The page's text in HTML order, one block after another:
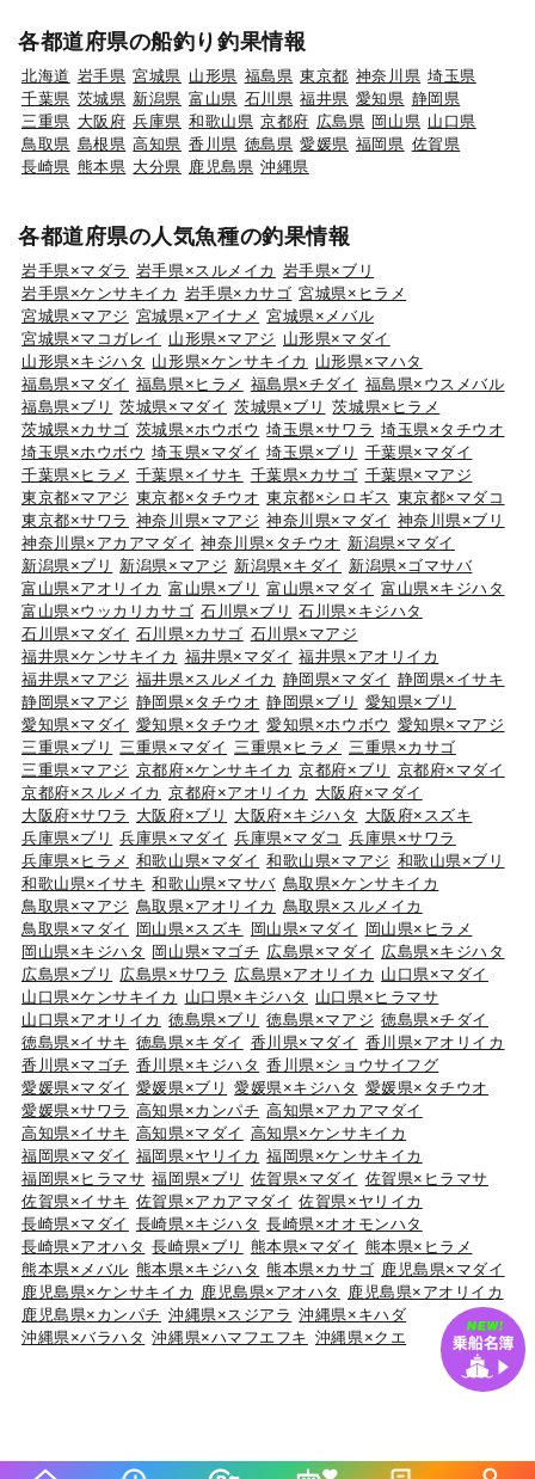
各都道府県の船釣り釣果情報
北海道 岩手県 宮城県 山形県 福島県 東京都 神奈川県 埼玉県
千葉県 茨城県 新潟県 富山県 石川県 福井県 愛知県 静岡県
三重県 大阪府 兵庫県 和歌山県 京都府 広島県 岡山県 山口県
鳥取県 島根県 高知県 香川県 徳島県 愛媛県 福岡県 佐賀県
長崎県 熊本県 大分県 鹿児島県 沖縄県
各都道府県の人気魚種の釣果情報
岩手県×マダラ 岩手県×スルメイカ 岩手県×ブリ
岩手県×ケンサキイカ 岩手県×カサゴ 宮城県×ヒラメ
宮城県×マアジ 宮城県×アイナメ 宮城県×メバル
宮城県×マコガレイ
山形県×マアジ 山形県×マダイ
山形県×キジハタ 山形県×ケンサキイカ
山形県×マハタ
福島県×マダイ 福島県×ヒラメ 福島県×チダイ 福島県×ウスメバル
福島県×ブリ
茨城県×マダイ 茨城県×ブリ
茨城県×ヒラメ
茨城県×カサゴ 茨城県×ホウボウ 埼玉県×サワラ 埼玉県×タチウオ
埼玉県×ホウボウ 埼玉県×マダイ 埼玉県×ブリ
千葉県×マダイ
千葉県×ヒラメ 千葉県×イサキ 千葉県×カサゴ 千葉県×マアジ
東京都×マアジ 東京都×タチウオ 東京都×シロギス 東京都×マダコ
東京都×サワラ 神奈川県×マアジ 神奈川県×マダイ 神奈川県×ブリ
神奈川県×アカアマダイ 神奈川県×タチウオ 新潟県×マダイ
新潟県×ブリ
新潟県×マアジ 新潟県×キダイ
新潟県×ゴマサバ
富山県×アオリイカ 富山県×ブリ 富山県×マダイ 富山県×キジハタ
富山県×ウッカリカサゴ 石川県×ブリ
石川県×キジハタ
石川県×マダイ 石川県×カサゴ 石川県×マアジ
福井県×ケンサキイカ 福井県×マダイ 福井県×アオリイカ
福井県×マアジ 福井県×スルメイカ 静岡県×マダイ 静岡県×イサキ
静岡県×マアジ 静岡県×タチウオ 静岡県×ブリ
愛知県×ブリ
愛知県×マダイ 愛知県×タチウオ 愛知県×ホウボウ 愛知県×マアジ
三重県×ブリ
三重県×マダイ 三重県×ヒラメ
三重県×カサゴ
三重県×マアジ 京都府×ケンサキイカ 京都府×ブリ
京都府×マダイ
京都府×スルメイカ 京都府×アオリイカ
大阪府×マダイ
大阪府×サワラ
大阪府×ブリ 大阪府×キジハタ
大阪府×スズキ
兵庫県×ブリ
兵庫県×マダイ 兵庫県×マダコ
兵庫県×サワラ
兵庫県×ヒラメ 和歌山県×マダイ 和歌山県×マアジ 和歌山県×ブリ
和歌山県×イサキ 和歌山県×マサバ 鳥取県×ケンサキイカ
鳥取県×マアジ 鳥取県×アオリイカ
鳥取県×スルメイカ
鳥取県×マダイ
岡山県×スズキ 岡山県×マダイ
岡山県×ヒラメ
岡山県×キジハタ
岡山県×マゴチ 広島県×マダイ 広島県×キジハタ
広島県×ブリ
広島県×サワラ 広島県×アオリイカ 山口県×マダイ
山口県×ケンサキイカ
山口県×キジハタ
山口県×ヒラマサ
山口県×アオリイカ 徳島県×ブリ 徳島県×マアジ 徳島県×チダイ
徳島県×イサキ 徳島県×キダイ 香川県×マダイ 香川県×アオリイカ
香川県×マゴチ 香川県×キジハタ 香川県×ショウサイフグ
愛媛県×マダイ 愛媛県×ブリ 愛媛県×キジハタ 愛媛県×タチウオ
愛媛県×サワラ 高知県×カンパチ 高知県×アカアマダイ
高知県×イサキ 高知県×マダイ 高知県×ケンサキイカ
福岡県×マダイ 福岡県×ヤリイカ 福岡県×ケンサキイカ
福岡県×ヒラマサ 福岡県×ブリ 佐賀県×マダイ 佐賀県×ヒラマサ
佐賀県×イサキ 佐賀県×アカアマダイ 佐賀県×ヤリイカ
長崎県×マダイ 長崎県×キジハタ 長崎県×オオモンハタ
長崎県×アオハタ 長崎県×ブリ 熊本県×マダイ 熊本県×ヒラメ
熊本県×メバル 熊本県×キジハタ 熊本県×カサゴ 鹿児島県×マダイ
鹿児島県×ケンサキイカ
鹿児島県×アオハタ
鹿児島県×アオリイカ
鹿児島県×カンパチ 沖縄県×スジアラ 沖縄県×キハダ
沖縄県×バラハタ 沖縄県×ハマフエフキ 沖縄県×クエ